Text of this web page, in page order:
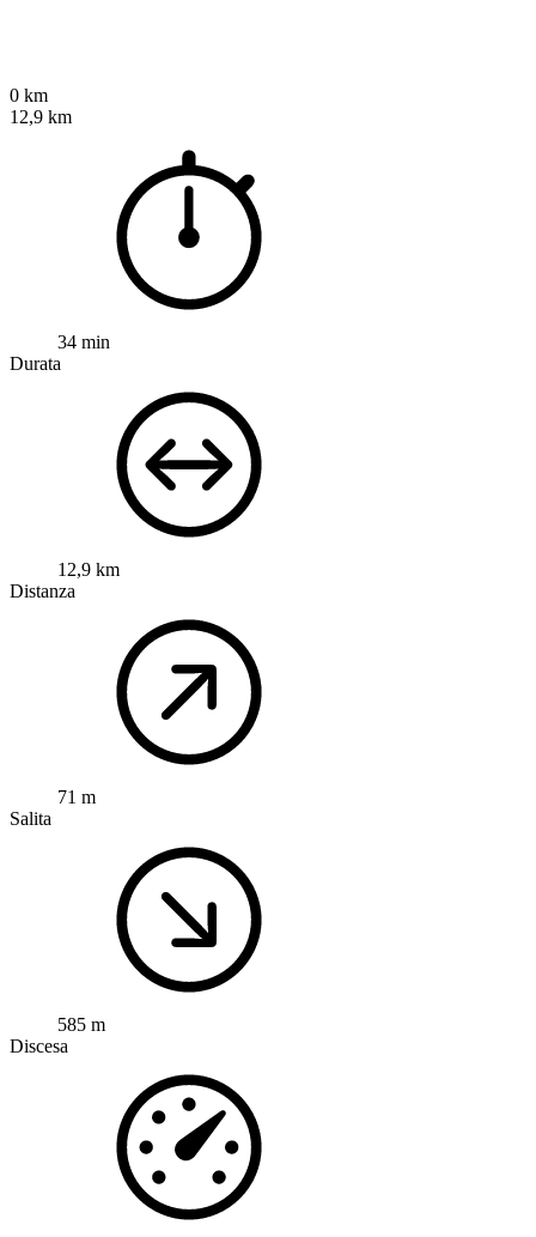
0 km
12,9 km
34 min
Durata
12,9 km
Distanza
71 m
Salita
585 m
Discesa